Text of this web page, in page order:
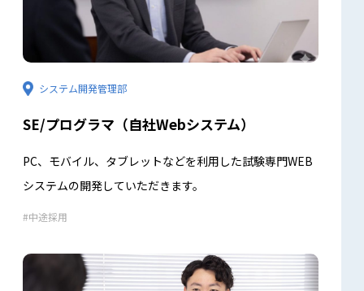
システム開発管理部
SE/プログラマ（自社Webシステム）
PC、モバイル、タブレットなどを利用した試験専門WEB
システムの開発していただきます。
中途採用